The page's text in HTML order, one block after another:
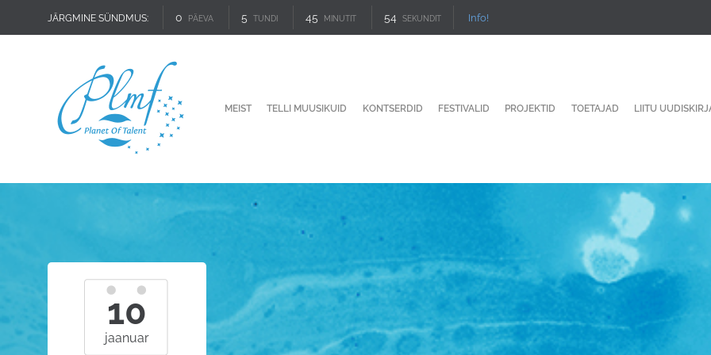
JÄRGMINE SÜNDMUS: 0 PÄEVA 5 TUNDI 45 MINUTIT 53 SEKUNDIT Info!
MEIST TELLI MUUSIKUID KONTSERDID FESTIVALID PROJEKTID TOETAJAD LIITU
10
jaanuar